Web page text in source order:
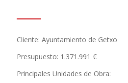
Cliente: Ayuntamiento de Getxo
Presupuesto: 1.371.991 €
Principales Unidades de Obra: